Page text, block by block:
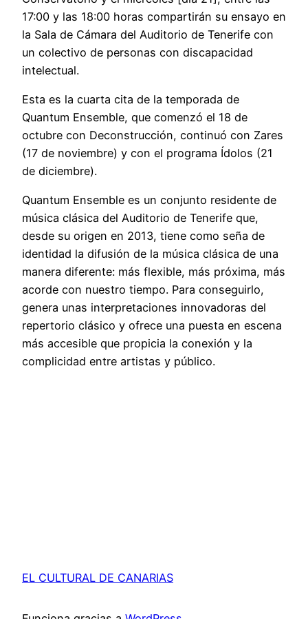
17:00 y las 18:00 horas compartirán su ensayo en
la Sala de Cámara del Auditorio de Tenerife con
un colectivo de personas con discapacidad
intelectual.
Esta es la cuarta cita de la temporada de
Quantum Ensemble, que comenzó el 18 de
octubre con Deconstrucción, continuó con Zares
(17 de noviembre) y con el programa Ídolos (21
de diciembre).
Quantum Ensemble es un conjunto residente de
música clásica del Auditorio de Tenerife que,
desde su origen en 2013, tiene como seña de
identidad la difusión de la música clásica de una
manera diferente: más flexible, más próxima, más
acorde con nuestro tiempo. Para conseguirlo,
genera unas interpretaciones innovadoras del
repertorio clásico y ofrece una puesta en escena
más accesible que propicia la conexión y la
complicidad entre artistas y público.
EL CULTURAL DE CANARIAS